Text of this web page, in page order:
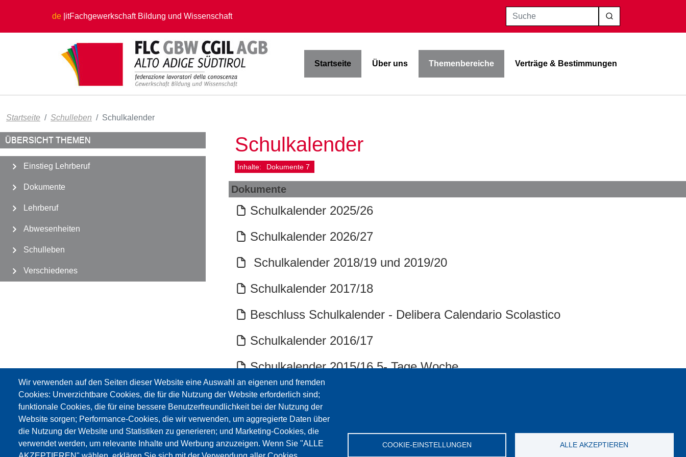
de itFachgewerkschaft Bildung und Wissenschaft
Wir verwenden auf den Seiten dieser Website eine Auswahl an eigenen und fremden
Cookies: Unverzichtbare Cookies, die für die Nutzung der Website erforderlich sind;
funktionale Cookies, die für eine bessere Benutzerfreundlichkeit bei der Nutzung der
Website sorgen; Performance-Cookies, die wir verwenden, um aggregierte Daten über
die Nutzung der Website und Statistiken zu generieren; und Marketing-Cookies, die
verwendet werden, um relevante Inhalte und Werbung anzuzeigen. Wenn Sie "ALLE
COOKIE-EINSTELLUNGEN ALLE AKZEPTIEREN
Suche
Startseite Über uns Themenbereiche Verträge & Bestimmungen
Startseite Schulleben Schulkalender
Schulkalender
Inhalte: Dokumente 7
Dokumente
Schulkalender 2025/26
Schulkalender 2026/27
Schulkalender 2018/19 und 2019/20
Schulkalender 2017/18
Beschluss Schulkalender - Delibera Calendario Scolastico
Schulkalender 2016/17
Schulkalender 2015/16 5- Tage Woche
ÜBERSICHT THEMEN
Einstieg Lehrberuf
Dokumente
Lehrberuf
Abwesenheiten
Schulleben
Verschiedenes
Impressum Web-Seite :Cookies PrivacyGBW / FLC - Gewerkschaft Wissenschaft und Bildung Südtirol